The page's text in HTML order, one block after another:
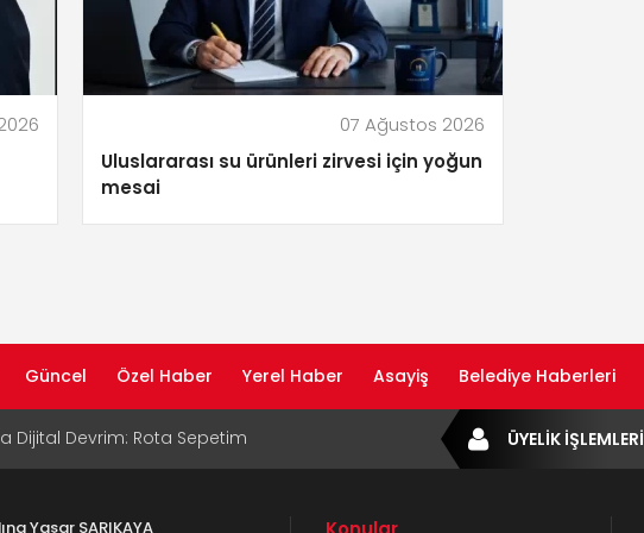
07 Ağustos 2026
Uluslararası su ürünleri zirvesi için yoğun
mesai
Güncel Özel Haber Yerel Haber Asayiş Belediye Haberleri
Dijital Devrim: Rota Sepetim ÜYELİK İŞLEMLERİ
Yaşar SARIKAYA